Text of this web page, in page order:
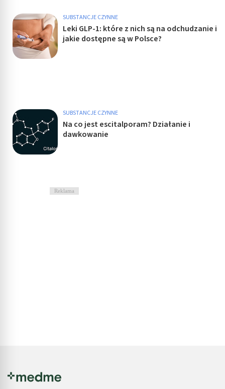
SUBSTANCJE CZYNNE
Leki GLP-1: które z nich są na odchudzanie i
jakie dostępne są w Polsce?
SUBSTANCJE CZYNNE
Na co jest escitalporam? Działanie i
dawkowanie
Reklama